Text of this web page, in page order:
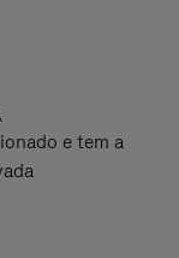
e tem a